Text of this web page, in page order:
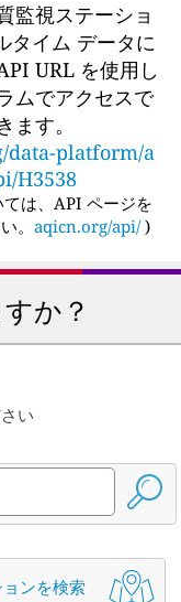
監視ステーショ
タイム データに
URL を使用し
ムでアクセスで
ます。
data-platform/a
H3538
は、API ページを
。 aqicn.org/api/ )
か？
い
ンを検索